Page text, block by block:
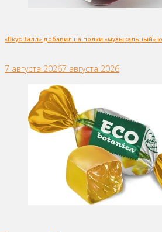
«ВкусВилл» добавил на полки «музыкальный»
7 августа 20267 августа 2026